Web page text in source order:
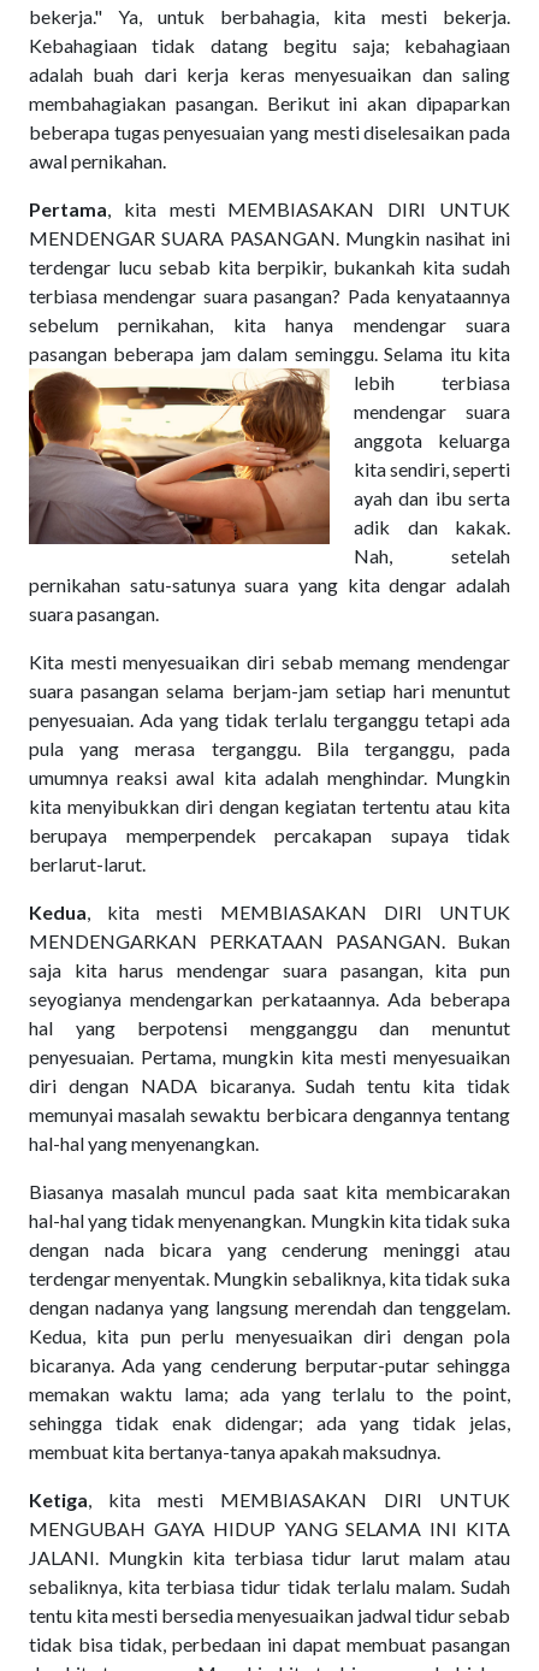
bekerja." Ya, untuk berbahagia, kita mesti bekerja.
Kebahagiaan tidak datang begitu saja; kebahagiaan
adalah buah dari kerja keras menyesuaikan dan saling
membahagiakan pasangan. Berikut ini akan dipaparkan
beberapa tugas penyesuaian yang mesti diselesaikan pada
awal pernikahan.
Pertama, kita mesti MEMBIASAKAN DIRI UNTUK
MENDENGAR SUARA PASANGAN. Mungkin nasihat ini
terdengar lucu sebab kita berpikir, bukankah kita sudah
terbiasa mendengar suara pasangan? Pada kenyataannya
sebelum pernikahan, kita hanya mendengar suara
pasangan beberapa jam dalam seminggu.Selama itu kita
lebih terbiasa
mendengar suara
anggota keluarga
kita sendiri, seperti
ayah dan ibu serta
adik dan kakak.
Nah, setelah
pernikahan satu-satunya suara yang kita dengar adalah
suara pasangan.
Kita mesti menyesuaikan diri sebab memang mendengar
suara pasangan selama berjam-jam setiap hari menuntut
penyesuaian. Ada yang tidak terlalu terganggu tetapi ada
pula yang merasa terganggu. Bila terganggu, pada
umumnya reaksi awal kita adalah menghindar. Mungkin
kita menyibukkan diri dengan kegiatan tertentu atau kita
berupaya memperpendek percakapan supaya tidak
berlarut-larut.
Kedua, kita mesti MEMBIASAKAN DIRI UNTUK
MENDENGARKAN PERKATAAN PASANGAN. Bukan
saja kita harus mendengar suara pasangan, kita pun
seyogianya mendengarkan perkataannya. Ada beberapa
hal yang berpotensi mengganggu dan menuntut
penyesuaian. Pertama, mungkin kita mesti menyesuaikan
diri dengan NADA bicaranya. Sudah tentu kita tidak
memunyai masalah sewaktu berbicara dengannya tentang
hal-hal yang menyenangkan.
Biasanya masalah muncul pada saat kita membicarakan
hal-hal yang tidak menyenangkan. Mungkin kita tidak suka
dengan nada bicara yang cenderung meninggi atau
terdengar menyentak. Mungkin sebaliknya, kita tidak suka
dengan nadanya yang langsung merendah dan tenggelam.
Kedua, kita pun perlu menyesuaikan diri dengan pola
bicaranya. Ada yang cenderung berputar-putar sehingga
memakan waktu lama; ada yang terlalu to the point,
sehingga tidak enak didengar; ada yang tidak jelas,
membuat kita bertanya-tanya apakah maksudnya.
Ketiga, kita mesti MEMBIASAKAN DIRI UNTUK
MENGUBAH GAYA HIDUP YANG SELAMA INI KITA
JALANI. Mungkin kita terbiasa tidur larut malam atau
sebaliknya, kita terbiasa tidur tidak terlalu malam. Sudah
tentu kita mesti bersedia menyesuaikan jadwal tidur sebab
tidak bisa tidak, perbedaan ini dapat membuat pasangan